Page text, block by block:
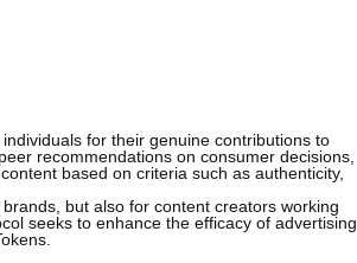
for their genuine contributions to
recommendations on consumer decisions,
based on criteria such as authenticity,
but also for content creators working
seeks to enhance the efficacy of advertising